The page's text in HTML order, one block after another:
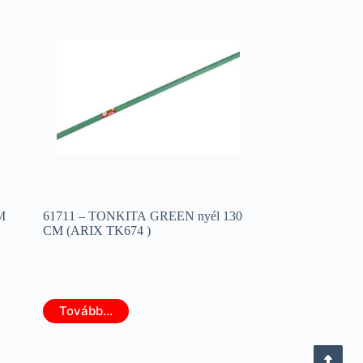
61711 – TONKITA GREEN nyél 130
CM (ARIX TK674 )
Tovább...